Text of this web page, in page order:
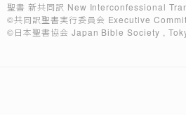
聖書 新共同訳 New Interconfessional
©共同訳聖書実行委員会 Executive
©日本聖書協会 Japan Bible Society ,